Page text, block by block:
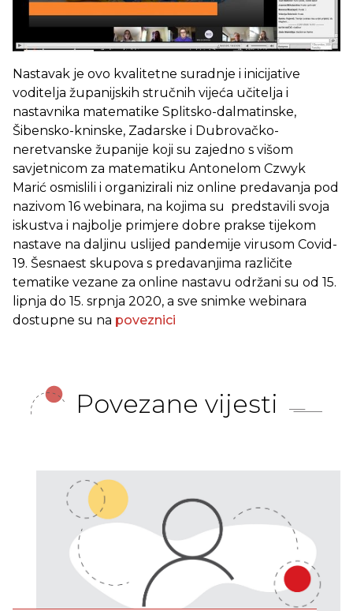
Nastavak je ovo kvalitetne suradnje i inicijative
voditelja županijskih stručnih vijeća učitelja i
nastavnika matematike Splitsko-dalmatinske,
Šibensko-kninske, Zadarske i Dubrovačko-
neretvanske županije koji su zajedno s višom
savjetnicom za matematiku Antonelom Czwyk
Marić osmislili i organizirali niz online predavanja pod
nazivom 16 webinara, na kojima su predstavili svoja
iskustva i najbolje primjere dobre prakse tijekom
nastave na daljinu uslijed pandemije virusom Covid-
19. Šesnaest skupova s predavanjima različite
tematike vezane za online nastavu održani su od 15.
lipnja do 15. srpnja 2020, a sve snimke webinara
dostupne su na poveznici
Povezane vijesti